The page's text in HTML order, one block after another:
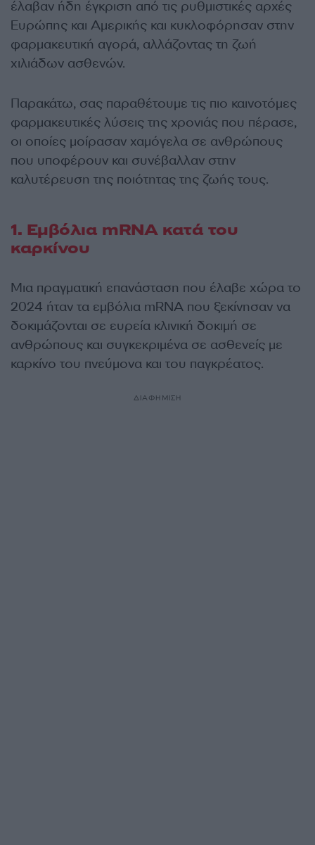
έλαβαν ήδη έγκριση από τις ρυθμιστικές αρχές
Ευρώπης και Αμερικής και κυκλοφόρησαν στην
φαρμακευτική αγορά, αλλάζοντας τη ζωή
χιλιάδων ασθενών.
Παρακάτω, σας παραθέτουμε τις πιο καινοτόμες
φαρμακευτικές λύσεις της χρονιάς που πέρασε,
οι οποίες μοίρασαν χαμόγελα σε ανθρώπους
που υποφέρουν και συνέβαλλαν στην
καλυτέρευση της ποιότητας της ζωής τους.
1. Εμβόλια mRNA κατά του
καρκίνου
Μια πραγματική επανάσταση που έλαβε χώρα το
2024 ήταν τα εμβόλια mRNA που ξεκίνησαν να
δοκιμάζονται σε ευρεία κλινική δοκιμή σε
ανθρώπους και συγκεκριμένα σε ασθενείς με
καρκίνο του πνεύμονα και του παγκρέατος.
ΔΙΑΦΗΜΙΣΗ